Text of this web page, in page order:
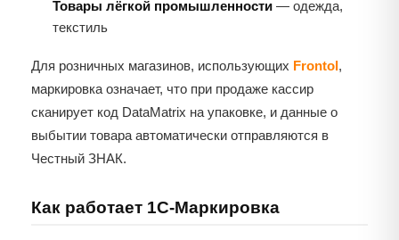
Товары лёгкой промышленности — одежда,
текстиль
Для розничных магазинов, использующих Frontol,
маркировка означает, что при продаже кассир
сканирует код DataMatrix на упаковке, и данные о
выбытии товара автоматически отправляются в
Честный ЗНАК.
Как работает 1С-Маркировка